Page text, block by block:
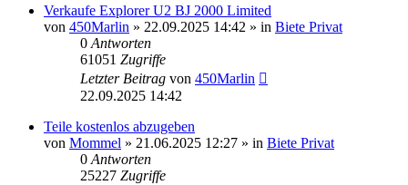
Verkaufe Explorer U2 BJ 2000 Limited
von 450Marlin » 22.09.2025 14:42 » in Biete Privat
0 Antworten
61051 Zugriffe
Letzter Beitrag von 450Marlin
22.09.2025 14:42
Teile kostenlos abzugeben
von Mommel » 21.06.2025 12:27 » in Biete Privat
0 Antworten
25227 Zugriffe